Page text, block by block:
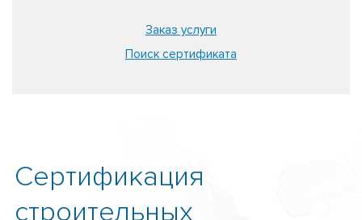
Заказ услуги
Поиск сертификата
Сертификация
строительных